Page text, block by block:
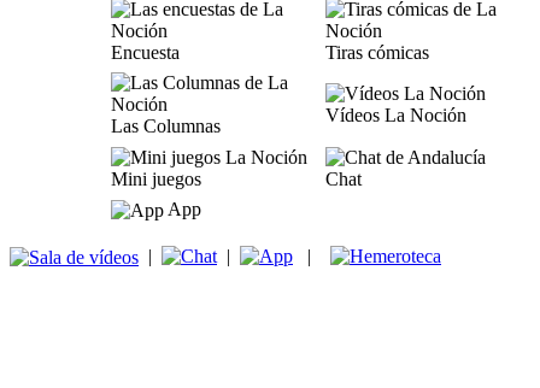
Encuesta Tiras cómicas
Las Columnas
Vídeos La Noción
Mini juegos
Chat
App
| | |